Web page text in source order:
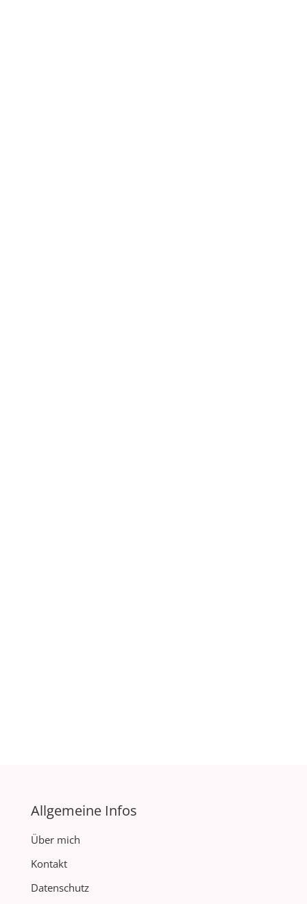
Allgemeine Infos
Über mich
Kontakt
Datenschutz